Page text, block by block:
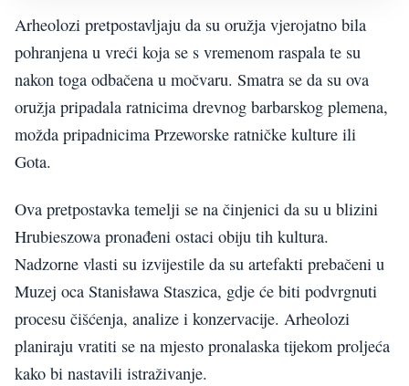
Arheolozi pretpostavljaju da su oružja vjerojatno bila
pohranjena u vreći koja se s vremenom raspala te su
nakon toga odbačena u močvaru. Smatra se da su ova
oružja pripadala ratnicima drevnog barbarskog plemena,
možda pripadnicima Przeworske ratničke kulture ili
Gota.
Ova pretpostavka temelji se na činjenici da su u blizini
Hrubieszowa pronađeni ostaci obiju tih kultura.
Nadzorne vlasti su izvijestile da su artefakti prebačeni u
Muzej oca Stanisława Staszica, gdje će biti podvrgnuti
procesu čišćenja, analize i konzervacije. Arheolozi
planiraju vratiti se na mjesto pronalaska tijekom proljeća
kako bi nastavili istraživanje.